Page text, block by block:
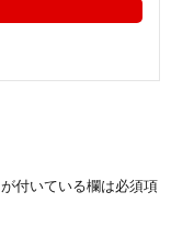
が付いている欄は必須項